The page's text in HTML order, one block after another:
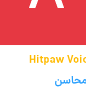
Hitpaw